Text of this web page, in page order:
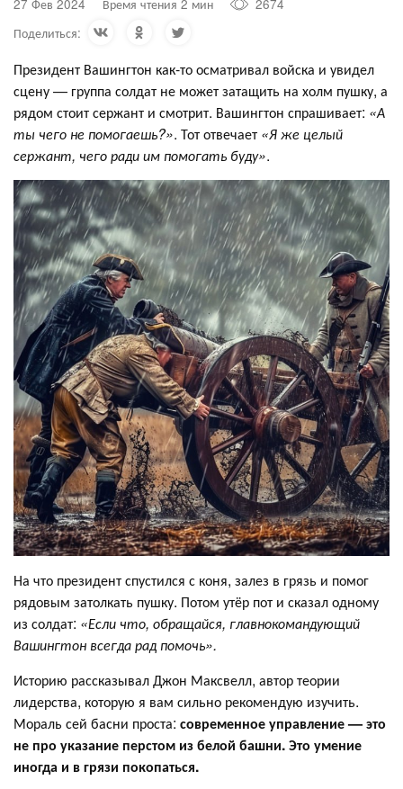
27 Фев 2024 Время чтения 2 мин
2674
Поделиться:
Президент Вашингтон как-то осматривал войска и увидел
сцену — группа солдат не может затащить на холм пушку, а
рядом стоит сержант и смотрит. Вашингтон спрашивает: «А
ты чего не помогаешь?». Тот отвечает «Я же целый
сержант, чего ради им помогать буду».
На что президент спустился с коня, залез в грязь и помог
рядовым затолкать пушку. Потом утёр пот и сказал одному
из солдат: «Если что, обращайся, главнокомандующий
Вашингтон всегда рад помочь».
Историю рассказывал Джон Максвелл, автор теории
лидерства, которую я вам сильно рекомендую изучить.
Мораль сей басни проста: современное управление — это
не про указание перстом из белой башни. Это умение
иногда и в грязи покопаться.